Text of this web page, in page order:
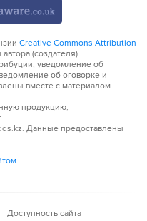
Creative Commons Attribution
(создателя)
уведомление об
об оговорке и
вместе с материалом.
продукцию,
Данные предоставлены
Доступность сайта